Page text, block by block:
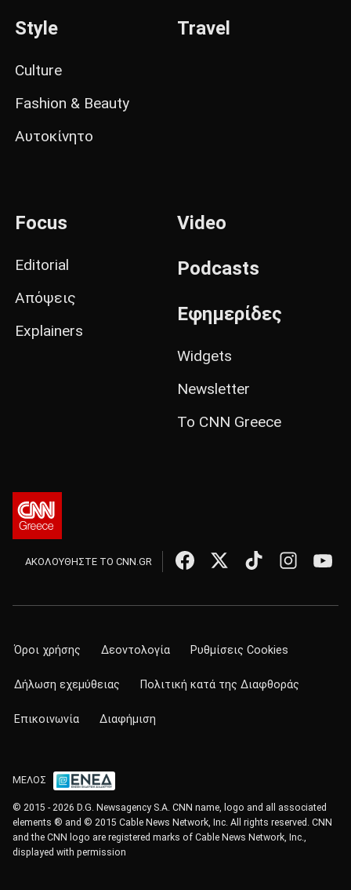
Style
Culture
Fashion & Beauty
Αυτοκίνητο
Travel
Focus
Editorial
Απόψεις
Explainers
Video
Podcasts
Εφημερίδες
Widgets
Newsletter
Το CNN Greece
ΑΚΟΛΟΥΘΗΣΤΕ ΤΟ CNN.GR
Όροι χρήσης Δεοντολογία Ρυθμίσεις Cookies
Δήλωση εχεμύθειας Πολιτική κατά της Διαφθοράς
Επικοινωνία Διαφήμιση
ΜΕΛΟΣ
© 2015 - 2026 D.G. Newsagency S.A. CNN name, logo and all associated
elements ® and © 2015 Cable News Network, Inc. All rights reserved. CNN
and the CNN logo are registered marks of Cable News Network, Inc.,
displayed with permission